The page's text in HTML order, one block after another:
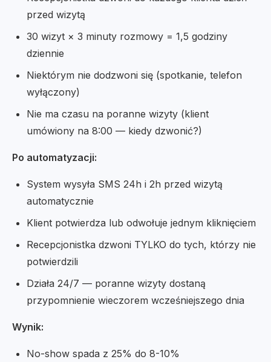
przed wizytą
30 wizyt × 3 minuty rozmowy = 1,5 godziny
dziennie
Niektórym nie dodzwoni się (spotkanie, telefon
wyłączony)
Nie ma czasu na poranne wizyty (klient
umówiony na 8:00 — kiedy dzwonić?)
Po automatyzacji:
System wysyła SMS 24h i 2h przed wizytą
automatycznie
Klient potwierdza lub odwołuje jednym kliknięciem
Recepcjonistka dzwoni TYLKO do tych, którzy nie
potwierdzili
Działa 24/7 — poranne wizyty dostaną
przypomnienie wieczorem wcześniejszego dnia
Wynik:
No-show spada z 25% do 8-10%